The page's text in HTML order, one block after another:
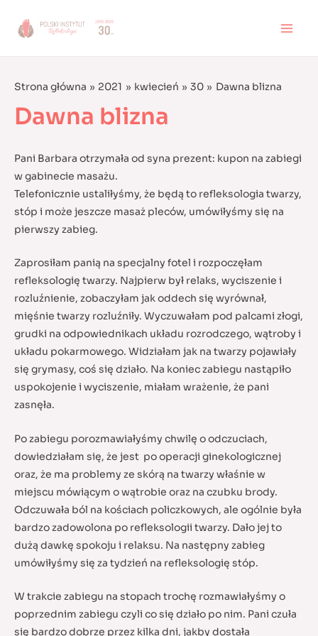
Strona główna 2021 kwiecień 30 Dawna blizna
Dawna blizna
Pani Barbara otrzymała od syna prezent: kupon na zabiegi
w gabinecie masażu.
Telefonicznie ustaliłyśmy, że będą to refleksologia twarzy,
stóp i może jeszcze masaż pleców, umówiłyśmy się na
pierwszy zabieg.
Zaprosiłam panią na specjalny fotel i rozpoczęłam
refleksologię twarzy. Najpierw był relaks, wyciszenie i
rozluźnienie, zobaczyłam jak oddech się wyrównał,
mięśnie twarzy rozluźniły. Wyczuwałam pod palcami złogi,
grudki na odpowiednikach układu rozrodczego, wątroby i
układu pokarmowego. Widziałam jak na twarzy pojawiały
się grymasy, coś się działo. Na koniec zabiegu nastąpiło
uspokojenie i wyciszenie, miałam wrażenie, że pani
zasnęła.
Po zabiegu porozmawiałyśmy chwilę o odczuciach,
dowiedziałam się, że jest po operacji ginekologicznej
oraz, że ma problemy ze skórą na twarzy właśnie w
miejscu mówiącym o wątrobie oraz na czubku brody.
Odczuwała ból na kościach policzkowych, ale ogólnie była
bardzo zadowolona po refleksologii twarzy. Dało jej to
dużą dawkę spokoju i relaksu. Na następny zabieg
umówiłyśmy się za tydzień na refleksologię stóp.
W trakcie zabiegu na stopach trochę rozmawiałyśmy o
poprzednim zabiegu czyli co się działo po nim. Pani czuła
się bardzo dobrze przez kilka dni, jakby dostała